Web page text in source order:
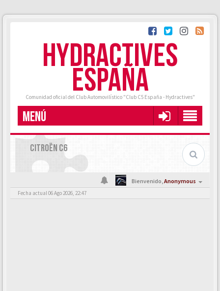
HYDRACTIVES
ESPAÑA
Comunidad oficial del Club Automovilístico "Club C5 España - Hydractives"
MENÚ
CITROËN C6
Bienvenido,Anonymous
Fecha actual 06 Ago 2026, 22:47